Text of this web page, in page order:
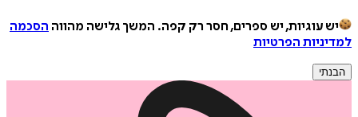
יש עוגיות, יש ספרים, חסר רק קפה. המשך גלישה מהווה הסכמה
למדיניות הפרטיות
הבנתי